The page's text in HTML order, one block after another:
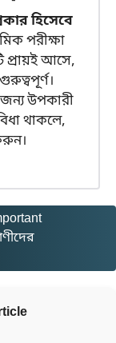
হিসেবে
পরীক্ষা
প্রায়ই আসে,
উপকারী
থাকলে,